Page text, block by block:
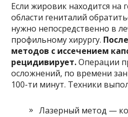
Если жировик находится на
области гениталий
нужно непосредственно в
профильному хирургу.
методов с иссечением
рецидивирует.Операции
осложнений, по времени
100-ти минут. Техники
Лазерный метод —